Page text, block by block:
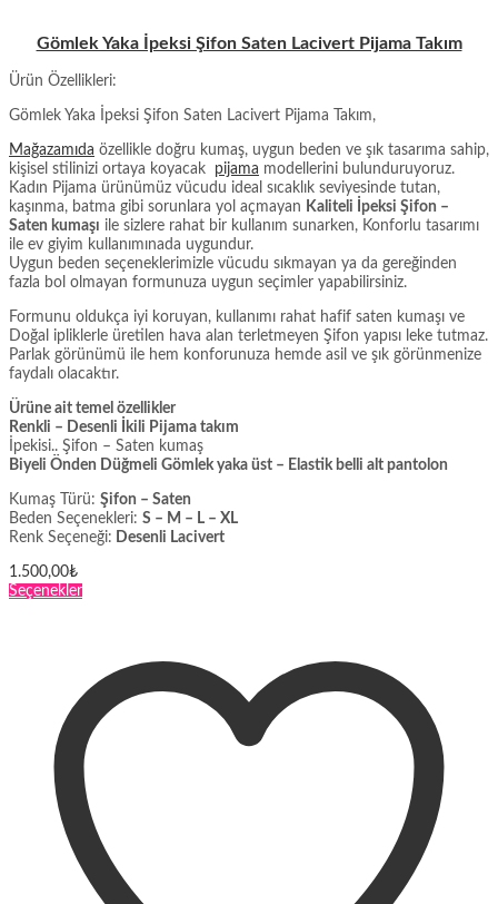
Gömlek Yaka İpeksi Şifon Saten Lacivert Pijama Takım
Ürün Özellikleri:
Gömlek Yaka İpeksi Şifon Saten Lacivert Pijama Takım,
Mağazamıda özellikle doğru kumaş, uygun beden ve şık tasarıma sahip,
kişisel stilinizi ortaya koyacak pijama modellerini bulunduruyoruz.
Kadın Pijama ürünümüz vücudu ideal sıcaklık seviyesinde tutan,
kaşınma, batma gibi sorunlara yol açmayan Kaliteli İpeksi Şifon –
Saten kumaşı ile sizlere rahat bir kullanım sunarken, Konforlu tasarımı
ile ev giyim kullanımınada uygundur.
Uygun beden seçeneklerimizle vücudu sıkmayan ya da gereğinden
fazla bol olmayan formunuza uygun seçimler yapabilirsiniz.
Formunu oldukça iyi koruyan, kullanımı rahat hafif saten kumaşı ve
Doğal ipliklerle üretilen hava alan terletmeyen Şifon yapısı leke tutmaz.
Parlak görünümü ile hem konforunuza hemde asil ve şık görünmenize
faydalı olacaktır.
Ürüne ait temel özellikler
Renkli – Desenli İkili Pijama takım
İpekisi.. Şifon – Saten kumaş
Biyeli Önden Düğmeli Gömlek yaka üst – Elastik belli alt pantolon
Kumaş Türü: Şifon – Saten
Beden Seçenekleri: S – M – L – XL
Renk Seçeneği: Desenli Lacivert
1.500,00₺
SeçeneklerBu
varyasyonu
var.
Seçenekler
ürün
sayfasından
seçilebilir